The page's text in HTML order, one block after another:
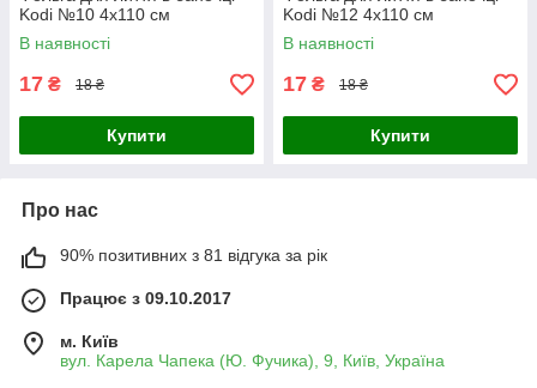
Kodi №10 4х110 см
В наявності
17 ₴ 18 ₴
Купити
Kodi №12 4х110 см
В наявності
17 ₴ 18 ₴
Купити
Про нас
90% позитивних з 81 відгука за рік
Працює з 09.10.2017
м. Київ
вул. Карела Чапека (Ю. Фучика), 9, Київ, Україна